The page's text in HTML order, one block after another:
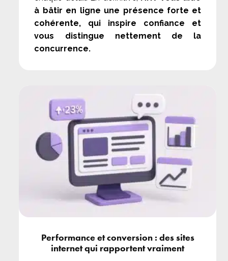
à bâtir en ligne une présence forte et
cohérente, qui inspire confiance et
vous distingue nettement de la
concurrence.
Performance et conversion : des sites
internet qui rapportent vraiment